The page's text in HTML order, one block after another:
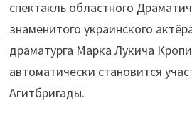
спектакль областного
знаменитого украинского
драматурга Марка Лукича
автоматически становится
Агитбригады.